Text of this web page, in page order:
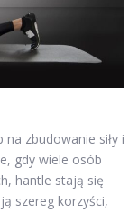
zbudowanie siły i
gdy wiele osób
hantle stają się
szereg korzyści,